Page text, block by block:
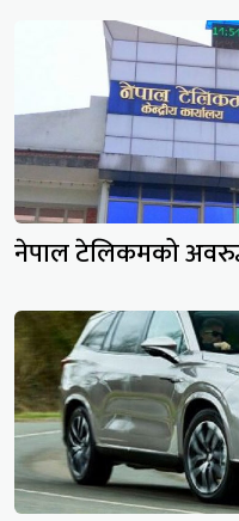
नेपाल टेलिकमको